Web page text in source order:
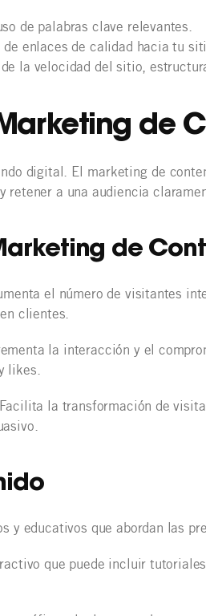
de palabras clave relevantes.
enlaces de calidad hacia tu
la velocidad del sitio,
de
digital. El marketing de
retener a una audiencia
de
el número de visitantes
clientes.
la interacción y el
likes.
Facilita la transformación de
y educativos que abordan las
que puede incluir